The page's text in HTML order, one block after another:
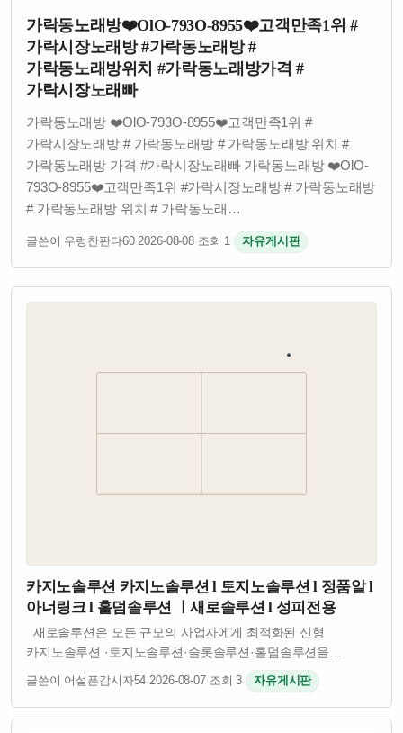
가락동노래방❤️OlO-793O-8955❤️고객만족1위 #
가락시장노래방 #가락동노래방 #
가락동노래방위치 #가락동노래방가격 #
가락시장노래빠
가락동노래방 ❤️OlO-793O-8955❤️고객만족1위 #
가락시장노래방 # 가락동노래방 # 가락동노래방 위치 #
가락동노래방 가격 #가락시장노래빠 가락동노래방 ❤️OlO-
793O-8955❤️고객만족1위 #가락시장노래방 # 가락동노래방
# 가락동노래방 위치 # 가락동노래…
글쓴이 우렁찬판다60·2026-08-08·조회 1· 자유게시판
카지노솔루션 카지노솔루션 l 토지노솔루션 l 정품알 l
아너링크 l 홀덤솔루션 ㅣ새로솔루션 l 성피전용
새로솔루션은 모든 규모의 사업자에게 최적화된 신형
카지노솔루션 ·토지노솔루션·슬롯솔루션·홀덤솔루션을
제공합니다. 안정성·보안성·확장성을 기준으로 개발된
플랫폼으로 검증된 API와 정식 계약 밴더 기반의 서비스를
제공합니다. 자체개발 소스로 잡 오류없이 안정적인…
글쓴이 어설픈감시자54·2026-08-07·조회 3· 자유게시판